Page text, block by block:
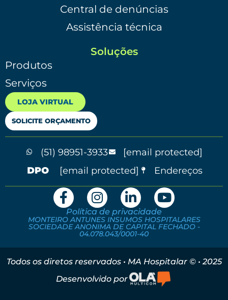
Central de denúncias
Assistência técnica
Soluções
Produtos
Serviços
LOJA VIRTUAL
SOLICITE ORÇAMENTO
(51) 98951-3933
[email protected]
[email protected]
Endereços
Política de privacidade
MONTEIRO ANTUNES INSUMOS HOSPITALARES
SOCIEDADE ANONIMA DE CAPITAL FECHADO -
04.078.043/0001-40
Todos os diretos reservados • MA Hospitalar © • 2025
Desenvolvido por